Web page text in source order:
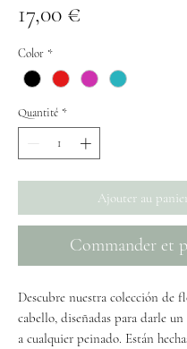
17,00 €
Color *
Quantité *
Ajouter au
Commander et
Descubre nuestra colección de
cabello, diseñadas para darle
a cualquier peinado. Están